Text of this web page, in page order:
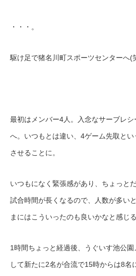
・・・。
駆け足で猪名川町スポーツセンターへ(
最初はメンバー4人。入念なサーブレ
へ。いつもとは違い、4ゲーム先取と
させることに。
いつもになく緊張感があり、ちょっと
試合時間が長くなるので、人数が多い
まにはこういったのも良いかなと感じる
1時間ちょっと経過後、うぐいす池公
して新たに2名が合流で15時からは8名